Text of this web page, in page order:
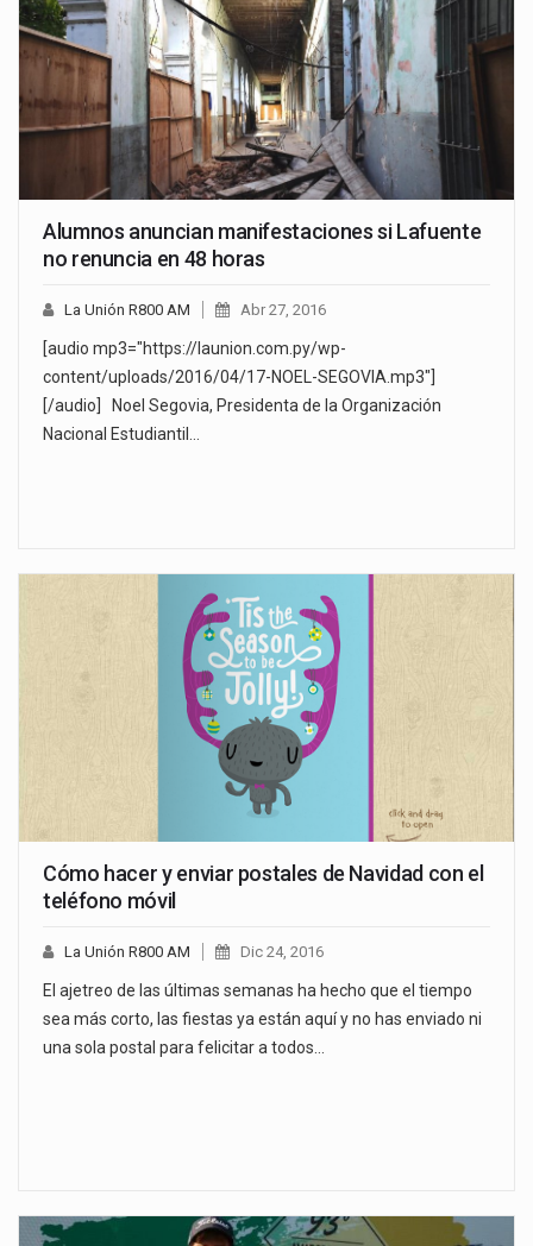
Alumnos anuncian manifestaciones si Lafuente
no renuncia en 48 horas
La Unión R800 AM Abr 27, 2016
[audio mp3="https://launion.com.py/wp-
content/uploads/2016/04/17-NOEL-SEGOVIA.mp3"]
[/audio] Noel Segovia, Presidenta de la Organización
Nacional Estudiantil…
Cómo hacer y enviar postales de Navidad con el
teléfono móvil
La Unión R800 AM Dic 24, 2016
El ajetreo de las últimas semanas ha hecho que el tiempo
sea más corto, las fiestas ya están aquí y no has enviado ni
una sola postal para felicitar a todos…